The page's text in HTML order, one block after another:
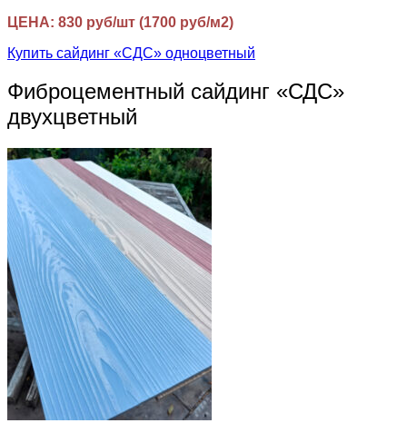
ЦЕНА: 830 руб/шт (1700 руб/м2)
Купить сайдинг «СДС» одноцветный
Фиброцементный сайдинг «СДС»
двухцветный